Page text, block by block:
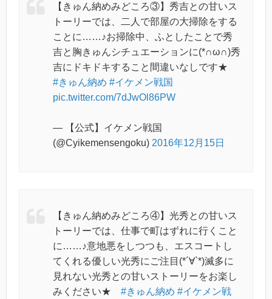
【きゅん納めみどころ③】秀吉との甘いス
トーリーでは、二人で部屋の大掃除をする
ことに……♪お掃除中、ふとしたことで秀
吉と胸きゅんシチュエーションに(*∩ω∩)秀
吉にドキドキすること間違いなしです★
#きゅん納め #イケメン戦国
pic.twitter.com/7dJwOl86PW
— 【公式】イケメン戦国
(@Cyikemensengoku) 2016年12月15日
【きゅん納めみどころ④】光秀との甘いス
トーリーでは、仕事で町はずれに行くこと
に……♪意地悪をしつつも、エスコートし
てくれる優しい光秀にご注目(*´∀`*)滅多に
見れない光秀との甘いストーリーをお楽し
みください★ #きゅん納め #イケメン戦